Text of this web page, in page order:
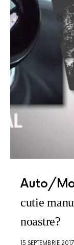
Auto/
cutie
noastre?
15 SEPTEMBRIE 2017